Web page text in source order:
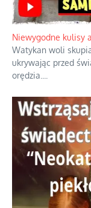
Niewygodne kulisy
Watykan woli
ukrywając przed
orędzia.